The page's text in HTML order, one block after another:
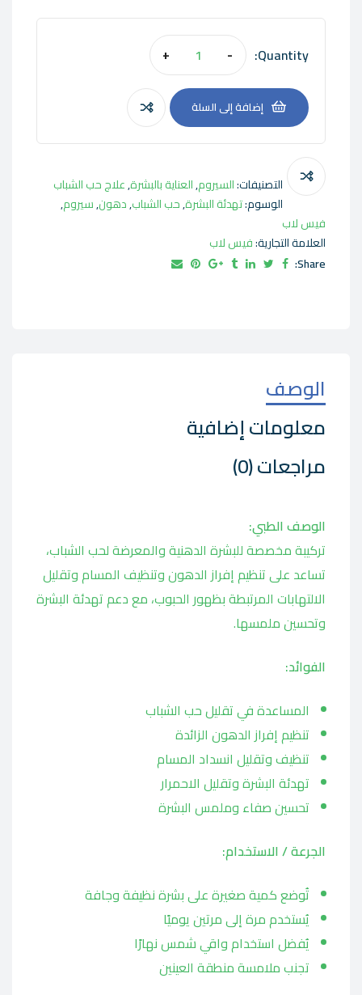
Quantity:
-
+
إضافة إلى السلة
التصنيفات:السيروم,العناية بالبشرة,علاج حب الشباب
الوسوم:تهدئة البشرة,حب الشباب,دهون,سيروم,
فيس لاب
العلامة التجارية:فيس لاب
Share:
الوصف
معلومات إضافية
مراجعات (0)
الوصف الطبي:
تركيبة مخصصة للبشرة الدهنية والمعرضة لحب الشباب،
تساعد على تنظيم إفراز الدهون وتنظيف المسام وتقليل
الالتهابات المرتبطة بظهور الحبوب، مع دعم تهدئة البشرة
وتحسين ملمسها.
الفوائد:
المساعدة في تقليل حب الشباب
تنظيم إفراز الدهون الزائدة
تنظيف وتقليل انسداد المسام
تهدئة البشرة وتقليل الاحمرار
تحسين صفاء وملمس البشرة
الجرعة / الاستخدام:
تُوضع كمية صغيرة على بشرة نظيفة وجافة
يُستخدم مرة إلى مرتين يوميًا
يُفضل استخدام واقي شمس نهارًا
تجنب ملامسة منطقة العينين